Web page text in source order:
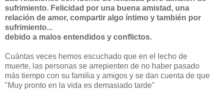
sufrimiento. Felicidad por una buena amistad, una
relación de amor, compartir algo íntimo y también por
sufrimiento...
debido a malos entendidos y conflictos.
Cuántas veces hemos escuchado que en el lecho de
muerte, las personas se arrepienten de no haber pasado
más tiempo con su familia y amigos y se dan cuenta de que
"Muy pronto en la vida es demasiado tarde"